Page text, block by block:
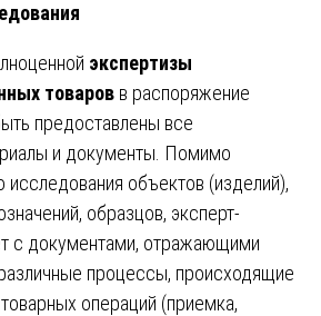
экспертизы
товаров в распоряжение
предоставлены все
и документы. Помимо
исследования объектов (изделий),
образцов, эксперт-
с документами, отражающими
процессы, происходящие
операций (приемка,